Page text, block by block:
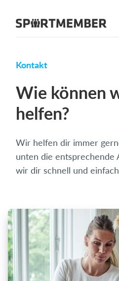
Über SportMember
Funktionen
Trainingsplan
Homepage erstellen
Vereins App
Belegungsplan
Deutsch
Kontakt
Wie können
helfen?
Wir helfen dir immer
unten die entsprechende
wir dir schnell und